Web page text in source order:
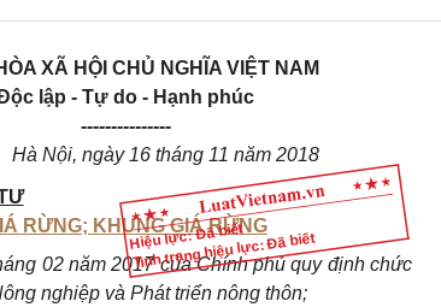
Hiệu lực: Đã biết
Tình trạng hiệu lực: Đã biết
XÃ HỘI CHỦ NGHĨA VIỆT NAM
lập - Tự do - Hạnh phúc
---------------
Hà Nội, ngày 16 tháng 11 năm 2018
RỪNG; KHUNG GIÁ RỪNG
02 năm 2017 của Chính phủ quy định chức
nghiệp và Phát triển nông thôn;